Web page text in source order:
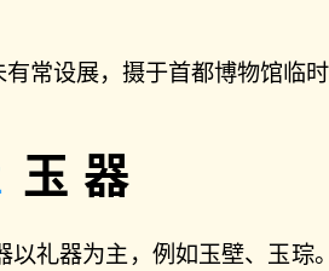
常设展，摄于首都博物馆临
玉器
礼器为主，例如玉壁、玉琮